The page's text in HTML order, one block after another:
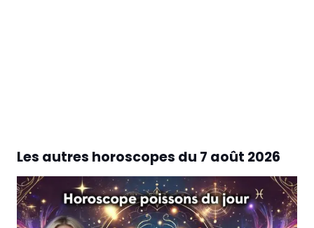
Les autres horoscopes du 7 août 2026